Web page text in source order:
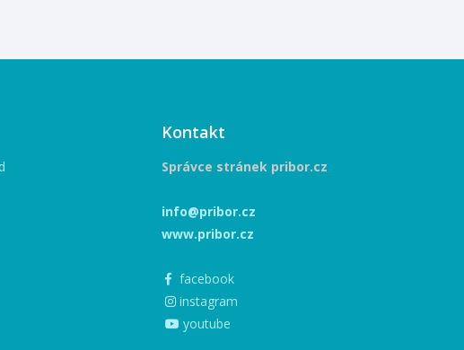
Kontakt
Správce stránek pribor.cz
info@pribor.cz
www.pribor.cz
facebook
instagram
youtube